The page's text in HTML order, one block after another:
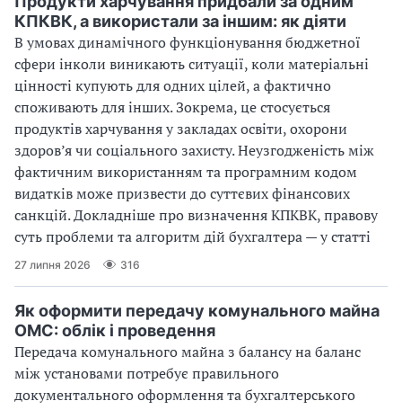
КПКВК, а використали за іншим: як діяти
В умовах динамічного функціонування бюджетної
сфери інколи виникають ситуації, коли матеріальні
цінності купують для одних цілей, а фактично
споживають для інших. Зокрема, це стосується
продуктів харчування у закладах освіти, охорони
здоров’я чи соціального захисту. Неузгодженість між
фактичним використанням та програмним кодом
видатків може призвести до суттєвих фінансових
санкцій. Докладніше про визначення КПКВК, правову
суть проблеми та алгоритм дій бухгалтера — у статті
27 липня 2026 316
Як оформити передачу комунального майна
ОМС: облік і проведення
Передача комунального майна з балансу на баланс
між установами потребує правильного
документального оформлення та бухгалтерського